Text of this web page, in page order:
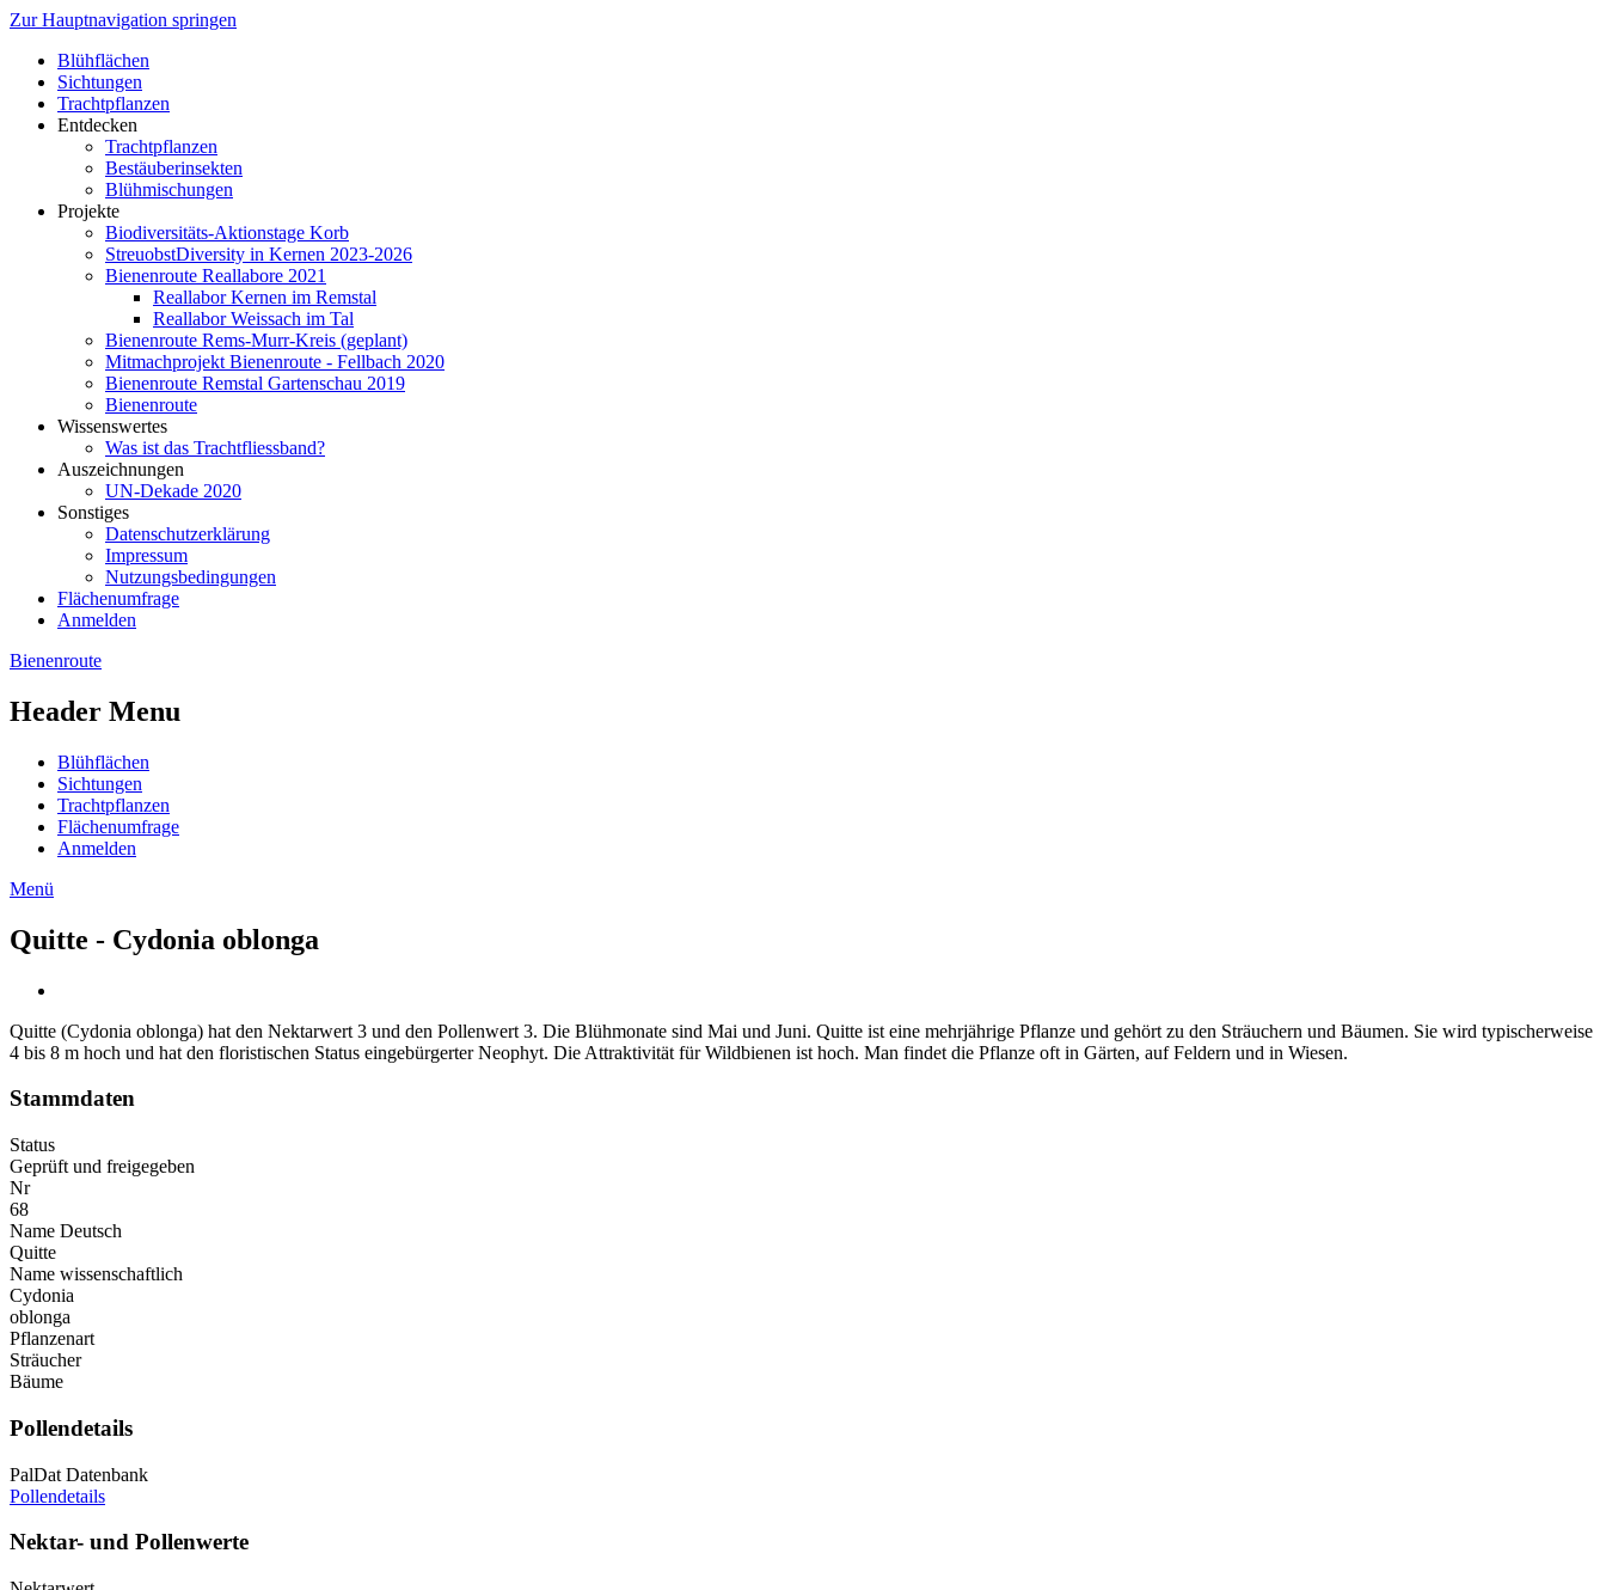
Zur Hauptnavigation springen
Blühflächen
Sichtungen
Trachtpflanzen
Entdecken
Trachtpflanzen
Bestäuberinsekten
Blühmischungen
Projekte
Biodiversitäts-Aktionstage Korb
StreuobstDiversity in Kernen 2023-2026
Bienenroute Reallabore 2021
Reallabor Kernen im Remstal
Reallabor Weissach im Tal
Bienenroute Rems-Murr-Kreis (geplant)
Mitmachprojekt Bienenroute - Fellbach 2020
Bienenroute Remstal Gartenschau 2019
Bienenroute
Wissenswertes
Was ist das Trachtfliessband?
Auszeichnungen
UN-Dekade 2020
Sonstiges
Datenschutzerklärung
Impressum
Nutzungsbedingungen
Flächenumfrage
Anmelden
Bienenroute
Header Menu
Blühflächen
Sichtungen
Trachtpflanzen
Flächenumfrage
Anmelden
Menü
Quitte - Cydonia oblonga
Quitte (Cydonia oblonga) hat den Nektarwert 3 und den Pollenwert 3. Die Blühmonate sind Mai und Juni. Quitte ist eine mehrjährige Pflanze und gehört zu den Sträuchern und Bäumen. Sie wird typischerweise
4 bis 8 m hoch und hat den floristischen Status eingebürgerter Neophyt. Die Attraktivität für Wildbienen ist hoch. Man findet die Pflanze oft in Gärten, auf Feldern und in Wiesen.
Stammdaten
Status
Geprüft und freigegeben
Nr
68
Name Deutsch
Quitte
Name wissenschaftlich
Cydonia
oblonga
Pflanzenart
Sträucher
Bäume
Pollendetails
PalDat Datenbank
Pollendetails
Nektar- und Pollenwerte